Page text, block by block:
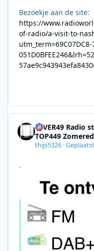
Bezoekje aan de site:
https://
of-radio/a-visit-to-
utm_term=69C07DC8-
4EVER49 Radio
TOP449
thijs5326 ·
.